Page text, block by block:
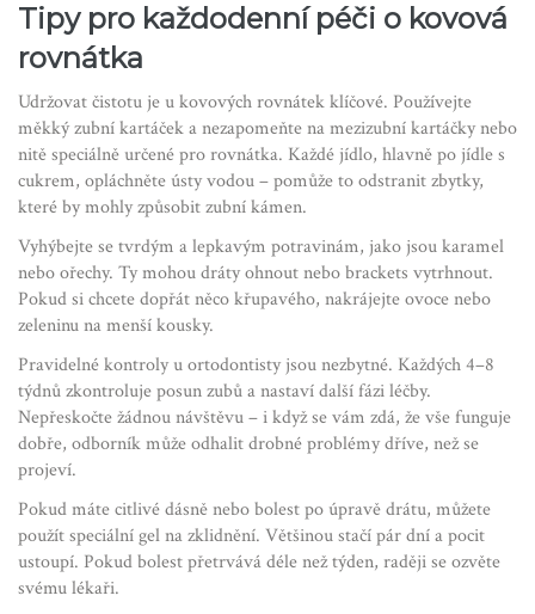
Tipy pro každodenní péči o kovová
rovnátka
Udržovat čistotu je u kovových rovnátek klíčové. Používejte
měkký zubní kartáček a nezapomeňte na mezizubní kartáčky nebo
nitě speciálně určené pro rovnátka. Každé jídlo, hlavně po jídle s
cukrem, opláchněte ústy vodou – pomůže to odstranit zbytky,
které by mohly způsobit zubní kámen.
Vyhýbejte se tvrdým a lepkavým potravinám, jako jsou karamel
nebo ořechy. Ty mohou dráty ohnout nebo brackets vytrhnout.
Pokud si chcete dopřát něco křupavého, nakrájejte ovoce nebo
zeleninu na menší kousky.
Pravidelné kontroly u ortodontisty jsou nezbytné. Každých 4–8
týdnů zkontroluje posun zubů a nastaví další fázi léčby.
Nepřeskočte žádnou návštěvu – i když se vám zdá, že vše funguje
dobře, odborník může odhalit drobné problémy dříve, než se
projeví.
Pokud máte citlivé dásně nebo bolest po úpravě drátu, můžete
použít speciální gel na zklidnění. Většinou stačí pár dní a pocit
ustoupí. Pokud bolest přetrvává déle než týden, raději se ozvěte
svému lékaři.